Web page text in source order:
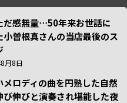
だ感無量⋯50年来お世話に
小曽根真さんの当店最後のス
月8日
メロディの曲を円熟した自然
び伸びと演奏され堪能した夜